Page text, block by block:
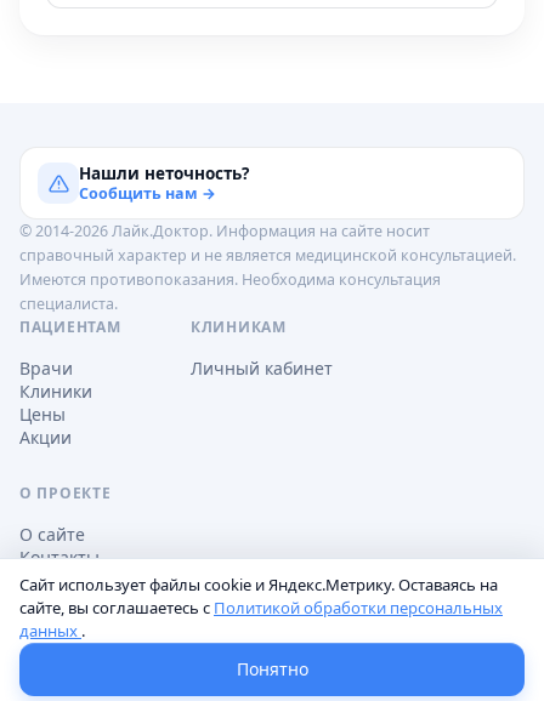
Нашли неточность?
Сообщить нам →
© 2014-2026 Лайк.Доктор. Информация на сайте носит
справочный характер и не является медицинской консультацией.
Имеются противопоказания. Необходима консультация
специалиста.
ПАЦИЕНТАМ
Врачи
Клиники
Цены
Акции
КЛИНИКАМ
Личный кабинет
О ПРОЕКТЕ
О сайте
Контакты
Обработка персональных данных
Пользовательское соглашениеНастройки cookie
Сайт использует файлы cookie и Яндекс.Метрику. Оставаясь на
сайте, вы соглашаетесь с Политикой обработки персональных
данных .
Понятно